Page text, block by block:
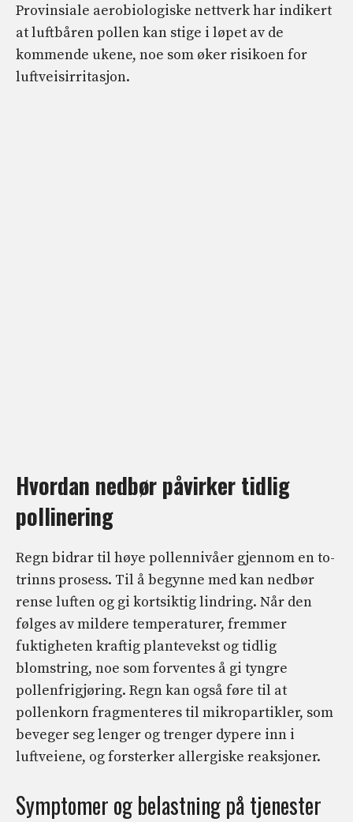
Provinsiale aerobiologiske nettverk har indikert
at luftbåren pollen kan stige i løpet av de
kommende ukene, noe som øker risikoen for
luftveisirritasjon.
Hvordan nedbør påvirker tidlig
pollinering
Regn bidrar til høye pollennivåer gjennom en to-
trinns prosess. Til å begynne med kan nedbør
rense luften og gi kortsiktig lindring. Når den
følges av mildere temperaturer, fremmer
fuktigheten kraftig plantevekst og tidlig
blomstring, noe som forventes å gi tyngre
pollenfrigjøring. Regn kan også føre til at
pollenkorn fragmenteres til mikropartikler, som
beveger seg lenger og trenger dypere inn i
luftveiene, og forsterker allergiske reaksjoner.
Symptomer og belastning på tjenester